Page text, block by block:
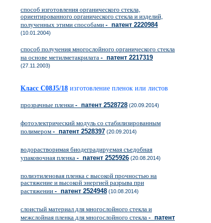
способ изготовления органического стекла,
ориентированного органического стекла и изделий,
полученных этими способами - патент 2220984
(10.01.2004)
способ получения многослойного органического стекла
на основе метилметакрилата - патент 2217319
(27.11.2003)
Класс C08J5/18 изготовление пленок или листов
прозрачные пленки - патент 2528728 (20.09.2014)
фотоэлектрический модуль со стабилизированным
полимером - патент 2528397 (20.09.2014)
водорастворимая биодеградируемая съедобная
упаковочная пленка - патент 2525926 (20.08.2014)
полиэтиленовая пленка с высокой прочностью на
растяжение и высокой энергией разрыва при
растяжении - патент 2524948 (10.08.2014)
слоистый материал для многослойного стекла и
межслойная пленка для многослойного стекла - патент